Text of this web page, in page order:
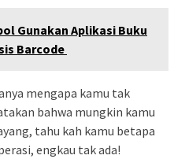
Gunakan Aplikasi Buku
Barcode
mengapa kamu tak
bahwa mungkin kamu
tahu kah kamu betapa
engkau tak ada!